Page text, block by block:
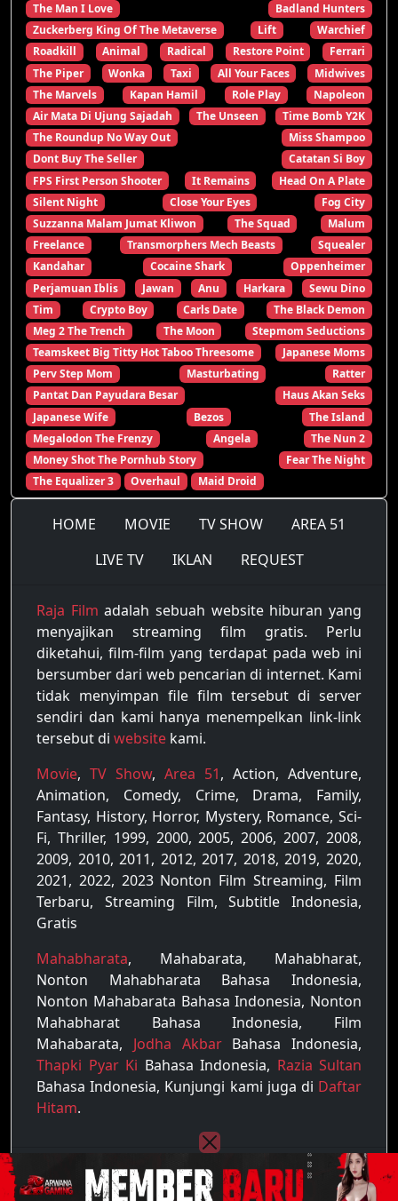
The Man I Love
Badland Hunters
Zuckerberg King Of The Metaverse
Lift
Warchief
Roadkill
Animal Radical Restore Point
Ferrari
The Piper
Wonka Taxi All Your Faces
Midwives
The Marvels
Kapan Hamil Role Play
Napoleon
Air Mata Di Ujung Sajadah
The Unseen
Time Bomb Y2K
The Roundup No Way Out
Miss Shampoo
Dont Buy The Seller
Catatan Si Boy
FPS First Person Shooter
It Remains
Head On A Plate
Silent Night
Close Your Eyes
Fog City
Suzzanna Malam Jumat Kliwon
The Squad
Malum
Freelance
Transmorphers Mech Beasts
Squealer
Kandahar
Cocaine Shark
Oppenheimer
Perjamuan Iblis
Jawan Anu Harkara
Sewu Dino
Tim
Crypto Boy Carls Date
The Black Demon
Meg 2 The Trench
The Moon
Stepmom Seductions
Teamskeet Big Titty Hot Taboo Threesome
Japanese Moms
Perv Step Mom
Masturbating
Ratter
Pantat Dan Payudara Besar
Haus Akan Seks
Japanese Wife
Bezos
The Island
Megalodon The Frenzy
Angela
The Nun 2
Money Shot The Pornhub Story
Fear The Night
The Equalizer 3
Overhaul Maid Droid
HOME MOVIE TV SHOW
AREA 51
LIVE TV
IKLAN REQUEST
Raja Film adalah sebuah website hiburan yang
menyajikan streaming film gratis. Perlu
diketahui, film-film yang terdapat pada web ini
bersumber dari web pencarian di internet. Kami
tidak menyimpan file film tersebut di server
sendiri dan kami hanya menempelkan link-link
tersebut di website kami.
Movie, TV Show, Area 51, Action, Adventure,
Animation, Comedy, Crime, Drama, Family,
Fantasy, History, Horror, Mystery, Romance, Sci-
Fi, Thriller, 1999, 2000, 2005, 2006, 2007, 2008,
2009, 2010, 2011, 2012, 2017, 2018, 2019, 2020,
2021, 2022, 2023 Nonton Film Streaming, Film
Terbaru, Streaming Film, Subtitle Indonesia,
Gratis
Mahabharata, Mahabarata, Mahabharat,
Nonton Mahabharata Bahasa Indonesia,
Nonton Mahabarata Bahasa Indonesia, Nonton
Mahabharat Bahasa Indonesia, Film
Mahabarata, Jodha AkbarBahasa Indonesia,
Thapki Pyar Ki Bahasa Indonesia, Razia Sultan
Bahasa Indonesia, Kunjungi kami juga di Daftar
Hitam.
Copyright © 2022 - 2026 Raja Film| All rights
reserved